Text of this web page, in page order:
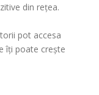
din rețea.
pot accesa
îți poate crește